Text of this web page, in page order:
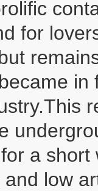
for
in
a short
low